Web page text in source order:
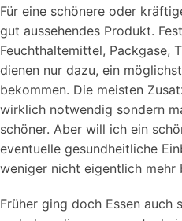
Für eine schönere oder
gut aussehendes Produkt.
Feuchthaltemittel, Packgase,
dienen nur dazu, ein
bekommen. Die meisten
wirklich notwendig sondern
schöner. Aber will ich ein
eventuelle gesundheitliche
weniger nicht eigentlich mehr
Früher ging doch Essen auch